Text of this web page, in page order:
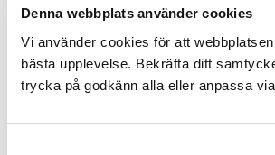
Denna webbplats använder cookies
Vi använder cookies för att
bästa upplevelse. Bekräfta ditt
trycka på godkänn alla eller anpassa
Tråd matchande +45,00kr
Mudd matchande +39,50kr